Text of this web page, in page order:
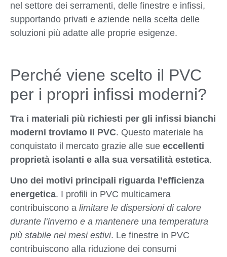
nel settore dei serramenti, delle finestre e infissi,
supportando privati e aziende nella scelta delle
soluzioni più adatte alle proprie esigenze.
Perché viene scelto il PVC
per i propri infissi moderni?
Tra i materiali più richiesti per gli infissi bianchi
moderni troviamo il PVC. Questo materiale ha
conquistato il mercato grazie alle sue eccellenti
proprietà isolanti e alla sua versatilità estetica.
Uno dei motivi principali riguarda l’efficienza
energetica. I profili in PVC multicamera
contribuiscono a limitare le dispersioni di calore
durante l’inverno e a mantenere una temperatura
più stabile nei mesi estivi. Le finestre in PVC
contribuiscono alla riduzione dei consumi